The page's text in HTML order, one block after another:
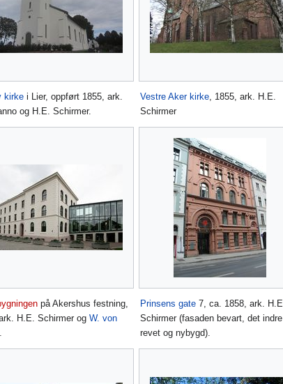
kirke i Lier, oppført 1855, ark.
og H.E. Schirmer.
Vestre Aker kirke, 1855, ark. H.E.
Schirmer
på Akershus festning,
H.E. Schirmer ogW. von
Prinsens gate 7, ca. 1858, ark. H.E.
Schirmer (fasaden bevart, det indre
revet og nybygd).